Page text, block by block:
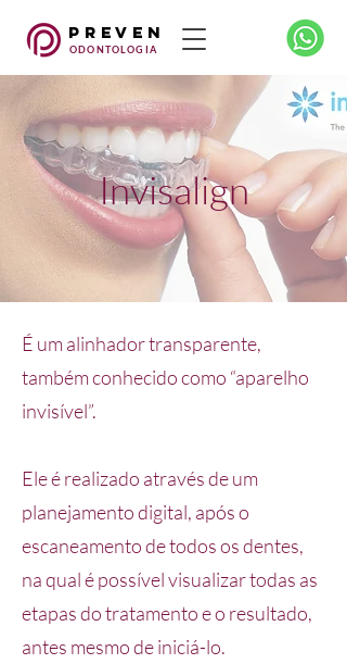
preven
ODONTOLOGIA
Invisalign
É um alinhador transparente,
também conhecido como “aparelho
invisível”.
Ele é realizado através de um
planejamento digital, após o
escaneamento de todos os dentes,
na qual é possível visualizar todas as
etapas do tratamento e o resultado,
antes mesmo de iniciá-lo.